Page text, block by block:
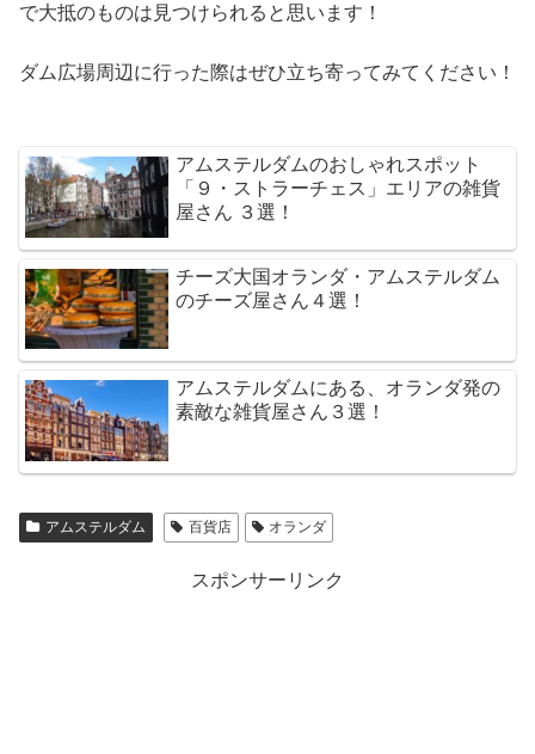
で大抵のものは見つけられると思います！
ダム広場周辺に行った際はぜひ立ち寄ってみてください！
アムステルダムのおしゃれスポット
「９・ストラーチェス」エリアの雑貨
屋さん ３選！
チーズ大国オランダ・アムステルダム
のチーズ屋さん４選！
アムステルダムにある、オランダ発の
素敵な雑貨屋さん３選！
アムステルダム 百貨店 オランダ
スポンサーリンク